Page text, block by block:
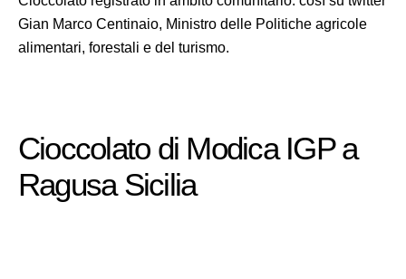
Gian Marco Centinaio, Ministro delle Politiche agricole
alimentari, forestali e del turismo.
Cioccolato di Modica IGP a
Ragusa Sicilia